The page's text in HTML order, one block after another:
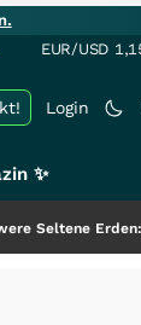
EUR/USD
Login
✨
Entsteht